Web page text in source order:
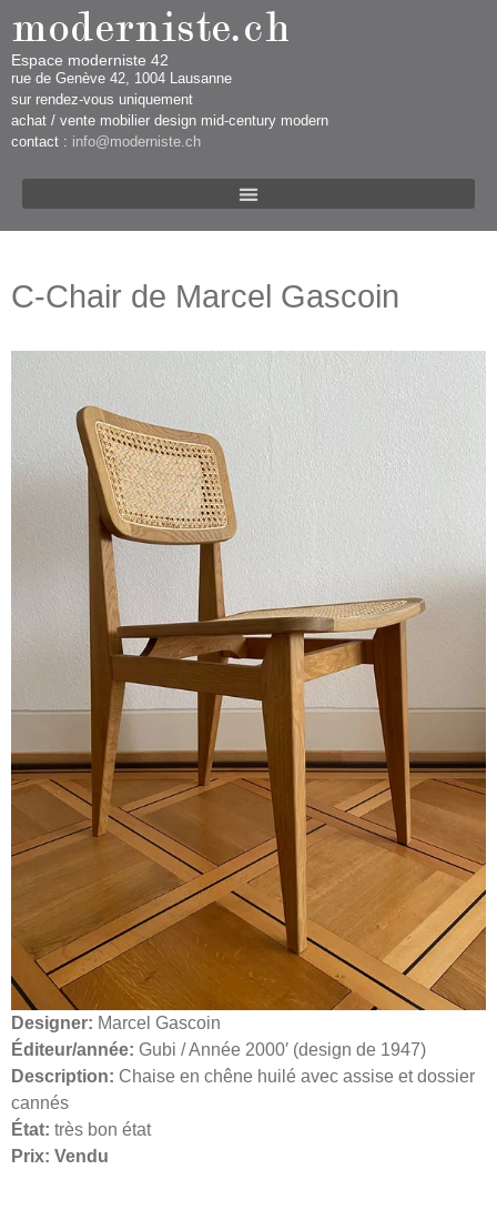
Espace moderniste 42
rue d​​​​e Genève 42, 1004 Lausanne​​
sur rendez-vous uniquement ​​​
​achat / vente mobilier design mid-century modern
contact : info@moderniste.ch
C-Chair de Marcel Gascoin
Designer: Marcel Gascoin
Éditeur/année: Gubi / Année 2000′ (design de 1947)
Description: Chaise en chêne huilé avec assise et dossier
cannés
État: très bon état
Prix: Vendu